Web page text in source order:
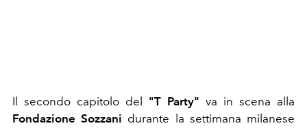
Il secondo capitolo del "T Party" va in scena alla
Fondazione Sozzani durante la settimana milanese